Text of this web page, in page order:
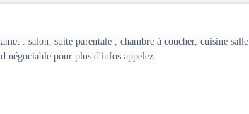
. salon, suite parentale , chambre à coucher, cuisine salle
pour plus d'infos appelez: